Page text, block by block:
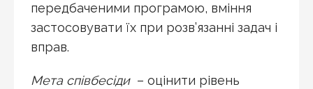
передбаченими програмою, вміння
застосовувати їх при розв’язанні задач і
вправ.
Мета співбесіди– оцінити рівень